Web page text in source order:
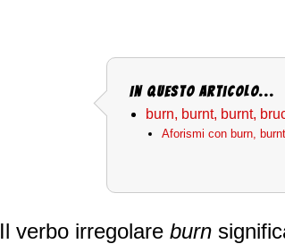
In questo articolo...
burn, burnt, burnt,
Aforismi con burn,
Il verbo irregolare burn